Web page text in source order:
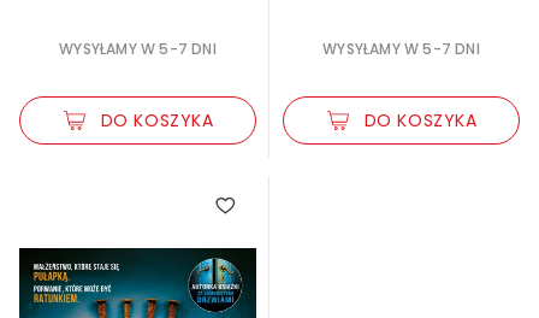
WYSYŁAMY W 5-7 DNI
DO KOSZYKA
WYSYŁAMY W 5-7 DNI
DO KOSZYKA